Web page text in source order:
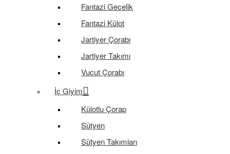
Fantazi Gecelik
Fantazi Külot
Jartiyer Çorabı
Jartiyer Takımı
Vucut Çorabı
İç Giyim
Külotlu Çorap
Sütyen
Sütyen Takımları